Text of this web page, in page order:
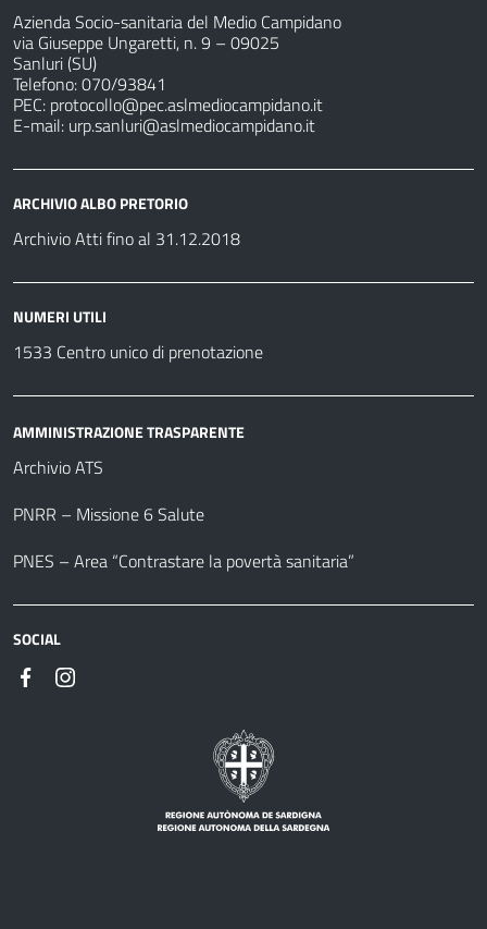
Azienda Socio-sanitaria del Medio Campidano
via Giuseppe Ungaretti, n. 9 – 09025
Sanluri (SU)
Telefono: 070/93841
PEC: protocollo@pec.aslmediocampidano.it
E-mail: urp.sanluri@aslmediocampidano.it
ARCHIVIO ALBO PRETORIO
Archivio Atti fino al 31.12.2018
NUMERI UTILI
1533 Centro unico di prenotazione
AMMINISTRAZIONE TRASPARENTE
Archivio ATS
PNRR – Missione 6 Salute
PNES – Area “Contrastare la povertà sanitaria”
SOCIAL